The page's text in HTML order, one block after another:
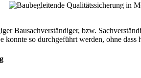
Bausachverständiger, bzw.
so durchgeführt werden, ohne